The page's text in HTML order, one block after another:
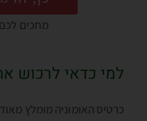
מחכים
למי כדאי לרכוש
כרטיס האומוניה מומלץ